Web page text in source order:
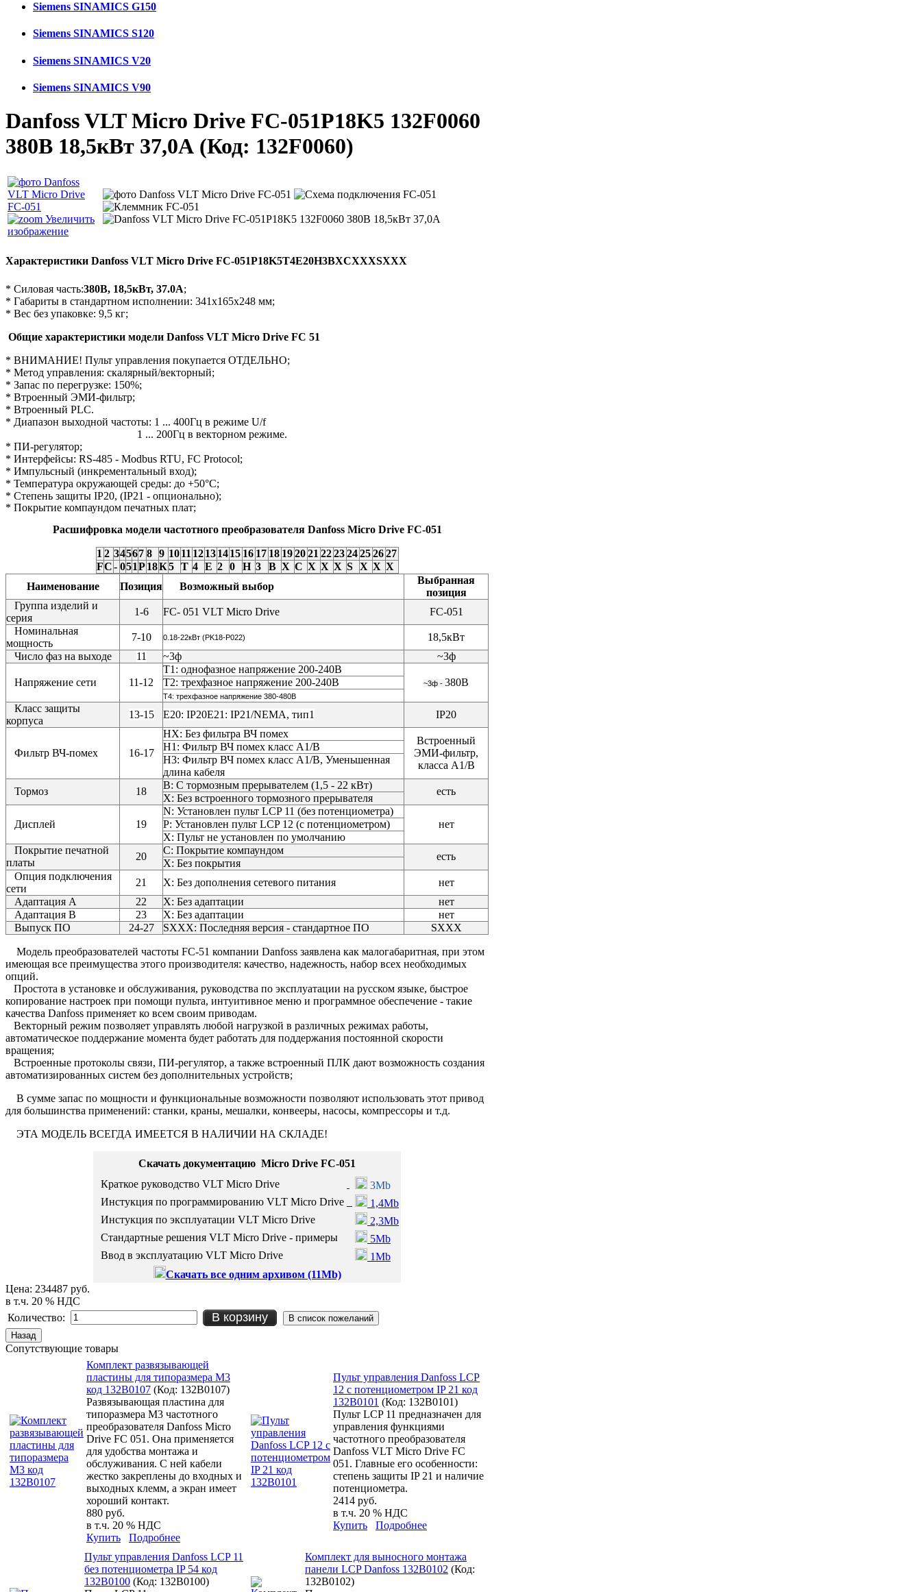
Siemens SINAMICS G150
Siemens SINAMICS S120
Siemens SINAMICS V20
Siemens SINAMICS V90
Danfoss VLT Micro Drive FC-051P18K5 132F0060
380В 18,5кВт 37,0А (Код: 132F0060)
Увеличить
изображение
Характеристики Danfoss VLT Micro Drive FC-051P18K5T4E20H3ВXCXXXSXXX
* Силовая часть:380В, 18,5кВт, 37.0А;
* Габариты в стандартном исполнении: 341х165х248 мм;
* Вес без упаковке: 9,5 кг;
Общие характеристики модели Danfoss VLT Micro Drive FC 51
* ВНИМАНИЕ! Пульт управления покупается ОТДЕЛЬНО;
* Метод управления: скалярный/векторный;
* Запас по перегрузке: 150%;
* Втроенный ЭМИ-фильтр;
* Втроенный PLC.
* Диапазон выходной частоты: 1 ... 400Гц в режиме U/f
1 ... 200Гц в векторном режиме.
* ПИ-регулятор;
* Интерфейсы: RS-485 - Modbus RTU, FC Protocol;
* Импульсный (инкрементальный вход);
* Температура окружающей среды: до +50°С;
* Степень защиты IP20, (IP21 - опционально);
* Покрытие компаундом печатных плат;
Расшифровка модели частотного преобразователя Danfoss Micro Drive FC-051
1 2 34567 8 9 10 11 12 13 14 15 16 17 18 19 20 21 22 23 24 25 26 27
FC- 051P 18К5 T 4 E 2 0 H 3 B X C X X X S X X X
Наименование
Позиция Возможный выбор
Выбранная
позиция
Группа изделий и
серия
1-6 FC- 051 VLT Micro Drive
FC-051
Номинальная
мощность
7-10 0.18-22кВт (PK18-P022)
18,5кВт
Число фаз на выходе
11 ~3ф ~3ф
Напряжение сети 11-12
Т1: однофазное напряжение 200-240В
~3ф - 380В
Т2: трехфазное напряжение 200-240В
Т4: трехфазное напряжение 380-480В
Класс защиты
корпуса
13-15 E20: IP20E21: IP21/NEMA, тип1 IP20
Фильтр ВЧ-помех 16-17
HХ: Без фильтра ВЧ помех
Встроенный
ЭМИ-фильтр,
класса A1/B
H1: Фильтр ВЧ помех класс A1/B
H3: Фильтр ВЧ помех класс A1/В, Уменьшенная
длина кабеля
Тормоз
18
B: С тормозным прерывателем (1,5 - 22 кВт)
есть
X: Без встроенного тормозного прерывателя
Дисплей 19
N: Установлен пульт LCP 11 (без потенциометра)
нет
P: Установлен пульт LCP 12 (с потенциометром)
Х: Пульт не установлен по умолчанию
Покрытие печатной
платы
20
С: Покрытие компаундом
есть
Х: Без покрытия
Опция подключения
сети
21 Х: Без дополнения сетевого питания
нет
Адаптация A
22 X: Без адаптации
нет
Адаптация B
23 X: Без адаптации
нет
Выпуск ПО
24-27 SXXX: Последняя версия - стандартное ПО SXXX
Модель преобразователей частоты FC-51 компании Danfoss заявлена как малогабаритная, при этом
имеющая все преимущества этого производителя: качество, надежность, набор всех необходимых
опций.
Простота в установке и обслуживания, руководства по эксплуатации на русском языке, быстрое
копирование настроек при помощи пульта, интуитивное меню и программное обеспечение - такие
качества Danfoss применяет ко всем своим приводам.
Векторный режим позволяет управлять любой нагрузкой в различных режимах работы,
автоматическое поддержание момента будет работать для поддержания постоянной скорости
вращения;
Встроенные протоколы связи, ПИ-регулятор, а также встроенный ПЛК дают возможность создания
автоматизированных систем без дополнительных устройств;
В сумме запас по мощности и функциональные возможности позволяют использовать этот привод
для большинства применений: станки, краны, мешалки, конвееры, насосы, компрессоры и т.д.
ЭТА МОДЕЛЬ ВСЕГДА ИМЕЕТСЯ В НАЛИЧИИ НА СКЛАДЕ!
Скачать документацию Micro Drive FC-051
Краткое руководство VLT Micro Drive
3Mb
Инстукция по программированию VLT Micro Drive
1,4Mb
Инстукция по эксплуатации VLT Micro Drive
2,3Mb
Стандартные решения VLT Micro Drive - примеры
5Mb
Ввод в эксплуатацию VLT Micro Drive
1Mb
Скачать все одним архивом (11Mb)
Цена: 234487 руб.
в т.ч. 20 % НДС
Количество:
В корзину
Сопутствующие товары
Комплект развязывающей
пластины для типоразмера М3
код 132B0107 (Код: 132B0107)
Развязывающая пластина для
типоразмера М3 частотного
преобразователя Danfoss Micro
Drive FC 051. Она применяется
для удобства монтажа и
обслуживания. С ней кабели
жестко закреплены до входных и
выходных клемм, а экран имеет
хороший контакт.
880 руб.
в т.ч. 20 % НДС
Купить
Подробнее
Пульт управления Danfoss LCP
12 с потенциометром IP 21 код
132B0101 (Код: 132B0101)
Пульт LCP 11 предназначен для
управления функциями
частотного преобразователя
Danfoss VLT Micro Drive FC
051. Главные его особенности:
степень защиты IP 21 и наличие
потенциометра.
2414 руб.
в т.ч. 20 % НДС
Купить
Подробнее
Пульт управления Danfoss LCP 11
без потенциометра IP 54 код
132B0100 (Код: 132B0100)
Комплект для выносного монтажа
панели LCP Danfoss 132B0102 (Код:
132B0102)